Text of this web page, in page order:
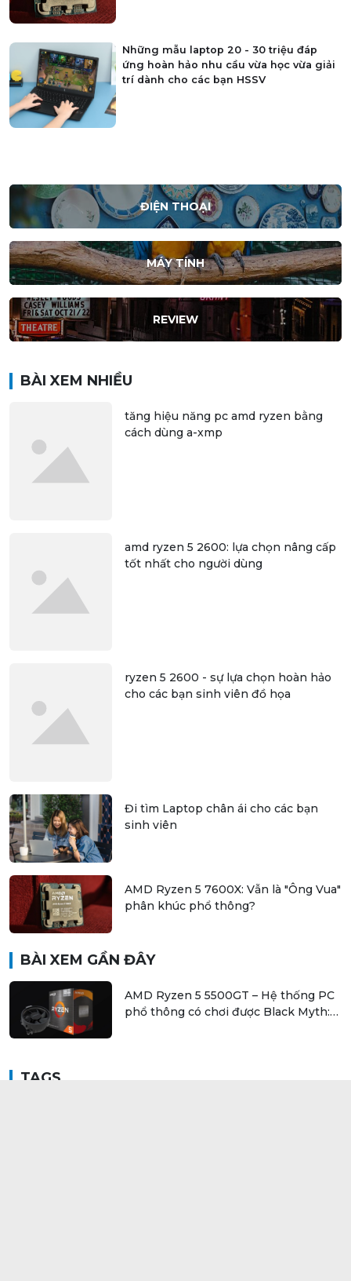
Những mẫu laptop 20 - 30 triệu đáp
ứng hoàn hảo nhu cầu vừa học vừa giải
trí dành cho các bạn HSSV
ĐIỆN THOẠI
MÁY TÍNH
REVIEW
BÀI XEM NHIỀU
tăng hiệu năng pc amd ryzen bằng
cách dùng a-xmp
amd ryzen 5 2600: lựa chọn nâng cấp
tốt nhất cho người dùng
ryzen 5 2600 - sự lựa chọn hoàn hảo
cho các bạn sinh viên đồ họa
Đi tìm Laptop chân ái cho các bạn
sinh viên
AMD Ryzen 5 7600X: Vẫn là "Ông Vua"
phân khúc phổ thông?
BÀI XEM GẦN ĐÂY
AMD Ryzen 5 5500GT – Hệ thống PC
phổ thông có chơi được Black Myth:
TAGS